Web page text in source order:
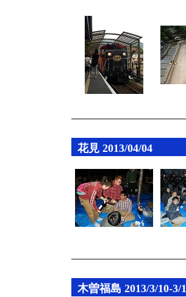
花見 2013/04/04
木曽福島 2013/3/10-3/